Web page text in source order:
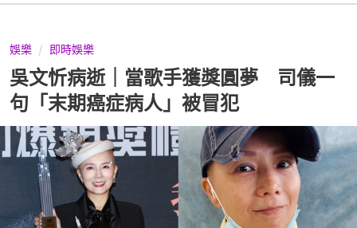
娛樂 即時娛樂
吳文忻病逝｜當歌手獲獎圓夢 司儀一
句「末期癌症病人」被冒犯